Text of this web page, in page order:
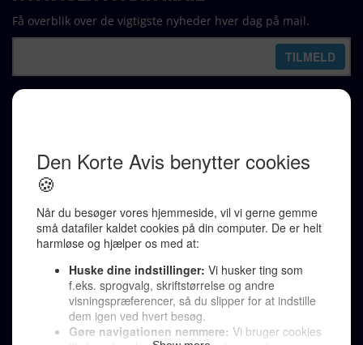
Karen Jespersen
Redaktionen kontaktes via mail til
redaktion@denkorteavis.dk
Telefonsvarer 20 30 10 96
Von Ostensgade 22, 2791 Dragør
LINKS
Tidligere aviser >
Få overblik over de vigtigste nyheder hver dag på mail.